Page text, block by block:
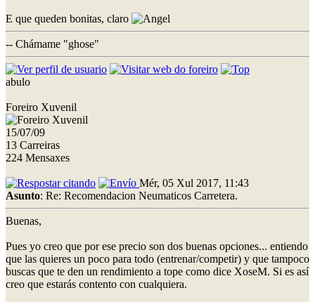
E que queden bonitas, claro
-- Chámame "ghose"
abulo
Foreiro Xuvenil
15/07/09
13 Carreiras
224 Mensaxes
Mér, 05 Xul 2017, 11:43
Asunto: Re: Recomendacion Neumaticos Carretera.
Buenas,
Pues yo creo que por ese precio son dos buenas opciones... entiendo
que las quieres un poco para todo (entrenar/competir) y que tampoco
buscas que te den un rendimiento a tope como dice XoseM. Si es así
creo que estarás contento con cualquiera.